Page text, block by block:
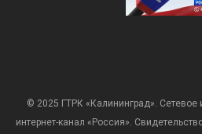
© 2025 ГТРК «Калининград». Сетевое
интернет-канал «Россия».